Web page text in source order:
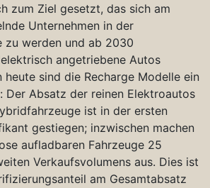
zum Ziel gesetzt, das sich am
Unternehmen in der
zu werden und ab 2030
angetriebene Autos
heute sind die Recharge Modelle ein
Der Absatz der reinen Elektroautos
ist in der ersten
gestiegen; inzwischen machen
aufladbaren Fahrzeuge 25
Verkaufsvolumens aus. Dies ist
am Gesamtabsatz